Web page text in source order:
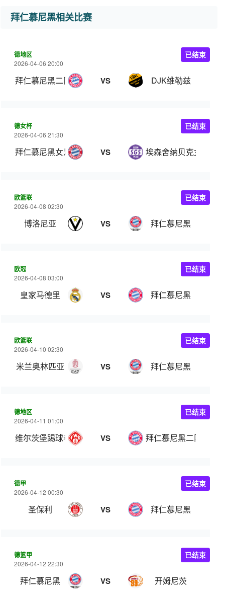
拜仁慕尼黑相关比赛
德地区
2026-04-06 20:00
拜仁慕尼黑二队 VS DJK维勒兹
已结束
德女杯
2026-04-06 21:30
拜仁慕尼黑女足 VS 埃森舍纳贝克女足
已结束
欧篮联
2026-04-08 02:30
博洛尼亚 VS 拜仁慕尼黑
已结束
欧冠
2026-04-08 03:00
皇家马德里 VS 拜仁慕尼黑
已结束
欧篮联
2026-04-10 02:30
米兰奥林匹亚 VS 拜仁慕尼黑
已结束
德地区
2026-04-11 01:00
维尔茨堡踢球者 VS 拜仁慕尼黑二队
已结束
德甲
2026-04-12 00:30
圣保利 VS 拜仁慕尼黑
已结束
德篮甲
2026-04-12 22:30
拜仁慕尼黑 VS 开姆尼茨
已结束